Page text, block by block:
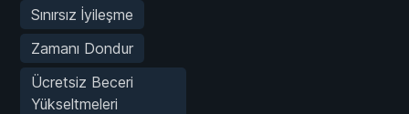
Sınırsız İyileşme
Zamanı Dondur
Ücretsiz Beceri
Yükseltmeleri